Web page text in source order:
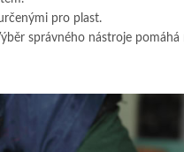
pro plast.
správného nástroje pomáhá